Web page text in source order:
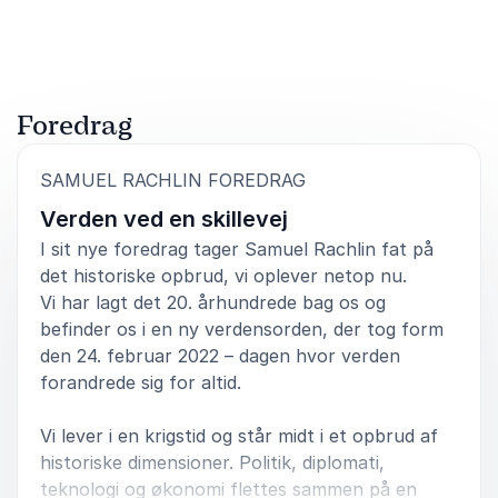
3 - 4 år. Vi er jo en handicaporganisation om
Høreforening og vi bruger skrivetolkning ved alle
vores arrangementer og teleslynge. Det fungerede
fantastisk da Samuel var direkte i hans foredrag, og
der blev lyttet som vi sjælden ser. Vi havde regnet
med ca. 120 deltagere, men der kom 215. Virkelig et
foresdrag med stof til eftertanke
Samuel Rachlin
Foredrag
SAMUEL RACHLIN FOREDRAG
Verden ved en skillevej
I sit nye foredrag tager Samuel Rachlin fat på
det historiske opbrud, vi oplever netop nu.
Vi har lagt det 20. århundrede bag os og
befinder os i en ny verdensorden, der tog form
den 24. februar 2022 – dagen hvor verden
forandrede sig for altid.
Vi lever i en krigstid og står midt i et opbrud af
historiske dimensioner. Politik, diplomati,
teknologi og økonomi flettes sammen på en